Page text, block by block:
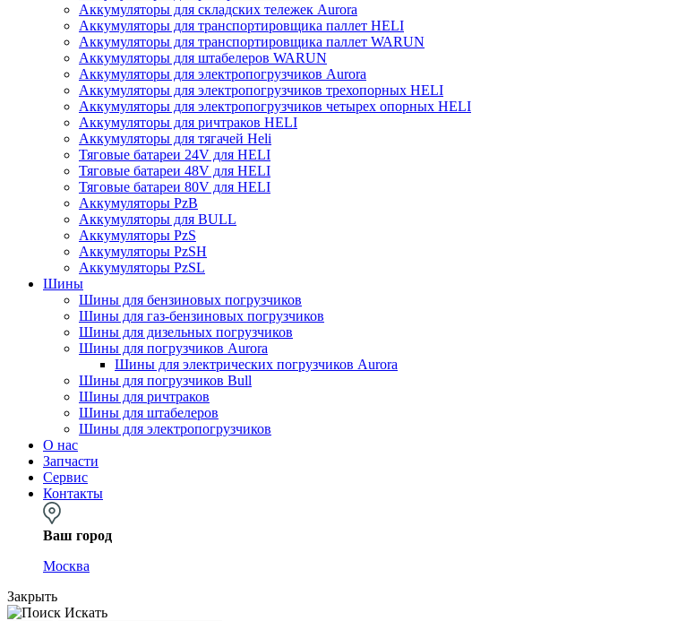
Аккумуляторы для складских тележек Aurora
Аккумуляторы для транспортировщика паллет HELI
Аккумуляторы для транспортировщика паллет WARUN
Аккумуляторы для штабелеров WARUN
Аккумуляторы для электропогрузчиков Aurora
Аккумуляторы для электропогрузчиков трехопорных HELI
Аккумуляторы для электропогрузчиков четырех опорных HELI
Аккумуляторы для ричтраков HELI
Аккумуляторы для тягачей Heli
Тяговые батареи 24V для HELI
Тяговые батареи 48V для HELI
Тяговые батареи 80V для HELI
Аккумуляторы PzB
Аккумуляторы для BULL
Аккумуляторы PzS
Аккумуляторы PzSH
Аккумуляторы PzSL
Шины
Шины для бензиновых погрузчиков
Шины для газ-бензиновых погрузчиков
Шины для дизельных погрузчиков
Шины для погрузчиков Aurora
Шины для электрических погрузчиков Aurora
Шины для погрузчиков Bull
Шины для ричтраков
Шины для штабелеров
Шины для электропогрузчиков
О нас
Запчасти
Сервис
Контакты
Ваш город
Москва
Закрыть
Искать